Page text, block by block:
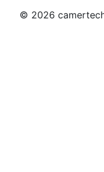
© 2026